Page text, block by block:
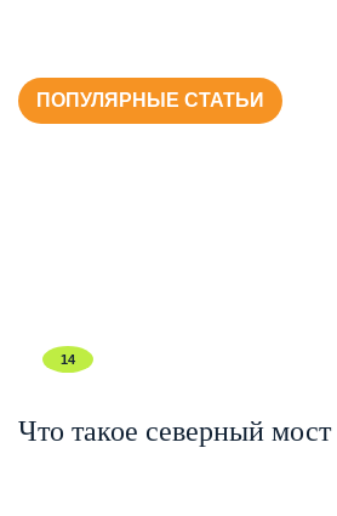
ПОПУЛЯРНЫЕ СТАТЬИ
14
Что такое северный мост